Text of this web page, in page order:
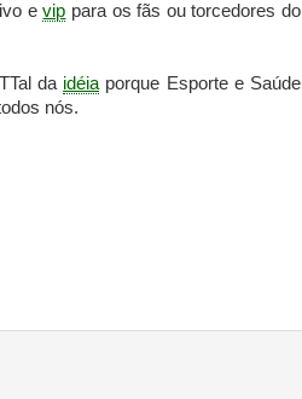
evip para os fãs ou torcedores do
da idéia porque Esporte e Saúde
nós.